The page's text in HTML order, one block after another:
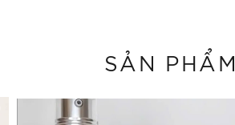
SẢN PHẨM